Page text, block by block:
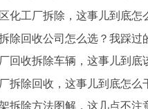
化工厂拆除，这事儿到底怎
除回收公司怎么选？我踩过
回收拆除车辆，这事儿到底
拆除回收，这事儿到底怎么
拆除方法图解，这几点不注